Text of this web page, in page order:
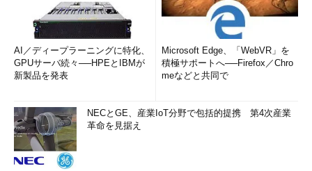
AI／ディープラーニングに特化、
GPUサーバ続々──HPEとIBMが
新製品を発表
Microsoft Edge、「WebVR」を
積極サポートへ──Firefox／Chro
meなどと共同で
NECとGE、産業IoT分野で包括的提携 第4次産業
革命を見据え